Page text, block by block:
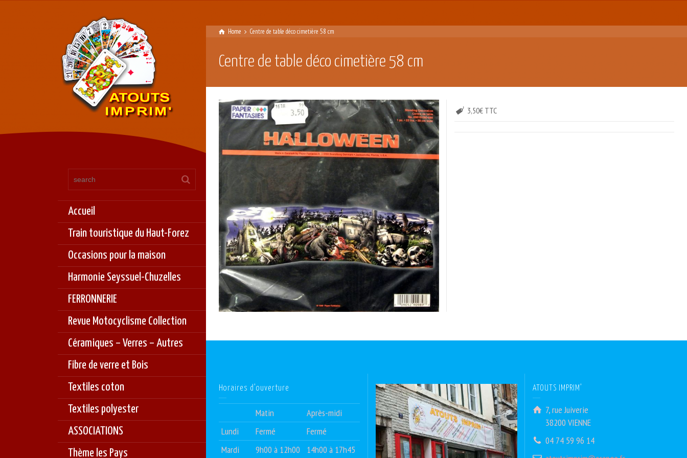
Accueil
Train touristique du Haut-Forez
Occasions pour la maison
Harmonie Seyssuel-Chuzelles
FERRONNERIE
Revue Motocyclisme Collection
Céramiques – Verres – Autres
Fibre de verre et Bois
Textiles coton
Textiles polyester
ASSOCIATIONS
Thème les Pays
Home Centre de table déco cimetière 58 cm
Centre de table déco cimetière 58 cm
3,50€ TTC
Horaires d’ouverture
Matin
Après-midi
Lundi
Fermé
Fermé
Mardi
9h00 à 12h00 14h00 à 17h45
ATOUTS IMPRIM’
7, rue Juiverie
38200 VIENNE
04 74 59 96 14